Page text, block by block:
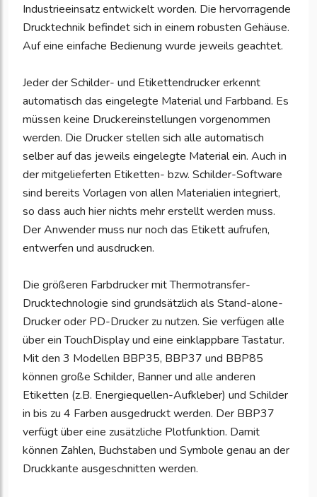
Industrieeinsatz entwickelt worden. Die hervorragende
Drucktechnik befindet sich in einem robusten Gehäuse.
Auf eine einfache Bedienung wurde jeweils geachtet.
Jeder der Schilder- und Etikettendrucker erkennt
automatisch das eingelegte Material und Farbband. Es
müssen keine Druckereinstellungen vorgenommen
werden. Die Drucker stellen sich alle automatisch
selber auf das jeweils eingelegte Material ein. Auch in
der mitgelieferten Etiketten- bzw. Schilder-Software
sind bereits Vorlagen von allen Materialien integriert,
so dass auch hier nichts mehr erstellt werden muss.
Der Anwender muss nur noch das Etikett aufrufen,
entwerfen und ausdrucken.
Die größeren Farbdrucker mit Thermotransfer-
Drucktechnologie sind grundsätzlich als Stand-alone-
Drucker oder PD-Drucker zu nutzen. Sie verfügen alle
über ein TouchDisplay und eine einklappbare Tastatur.
Mit den 3 Modellen BBP35, BBP37 und BBP85
können große Schilder, Banner und alle anderen
Etiketten (z.B. Energiequellen-Aufkleber) und Schilder
in bis zu 4 Farben ausgedruckt werden. Der BBP37
verfügt über eine zusätzliche Plotfunktion. Damit
können Zahlen, Buchstaben und Symbole genau an der
Druckkante ausgeschnitten werden.